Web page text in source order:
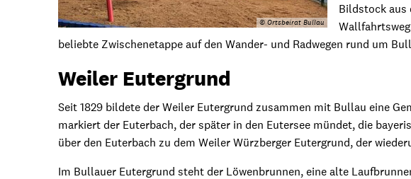
© Ortsbeirat Bullau
Bildstock aus
beliebte Zwischenetappe auf den Wander- und Radwegen rund um
Weiler Eutergrund
Seit 1829 bildete der Weiler Eutergrund zusammen mit Bullau eine
markiert der Euterbach, der später in den Eutersee mündet, die
über den Euterbach zu dem Weiler Würzberger Eutergrund, der
Im Bullauer Eutergrund steht der Löwenbrunnen, eine alte